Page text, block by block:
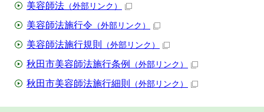
美容師法 （外部リンク）
美容師法施行令 （外部リンク）
美容師法施行規則 （外部リンク）
秋田市美容師法施行条例 （外部リンク）
秋田市美容師法施行細則 （外部リンク）